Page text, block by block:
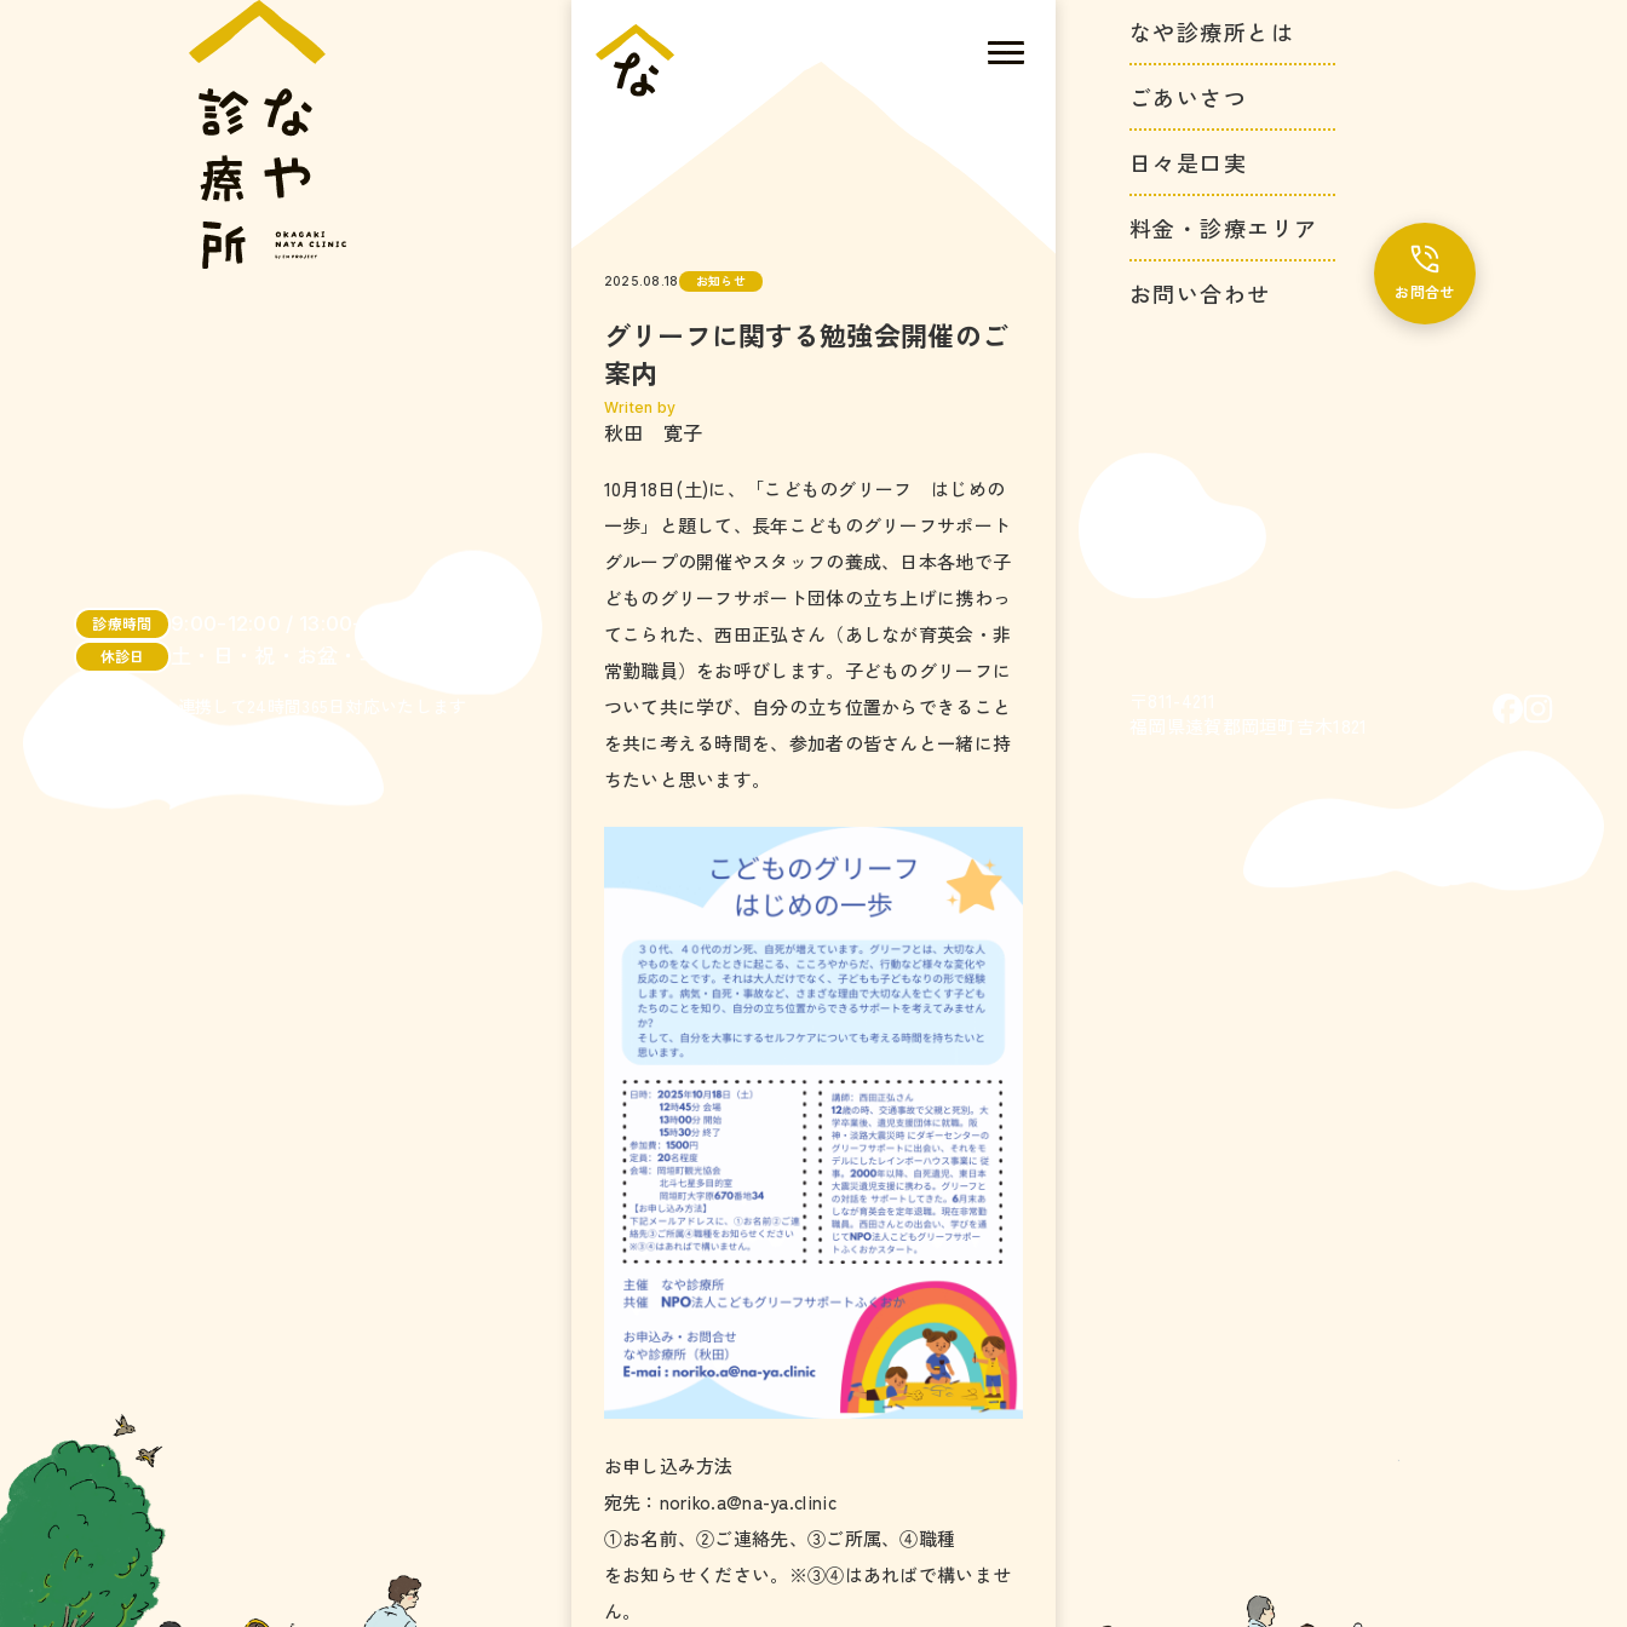
診療時間
休診日
2025.08.18 お知らせ
グリーフに関する勉強会開催のご
案内
Writen by
秋田 寛子
10月18日(土)に、「こどものグリーフ はじめの
一歩」と題して、長年こどものグリーフサポート
グループの開催やスタッフの養成、日本各地で子
どものグリーフサポート団体の立ち上げに携わっ
てこられた、西田正弘さん（あしなが育英会・非
常勤職員）をお呼びします。子どものグリーフに
ついて共に学び、自分の立ち位置からできること
を共に考える時間を、参加者の皆さんと一緒に持
ちたいと思います。
お申し込み方法
宛先： noriko.a@na-ya.clinic
①お名前、②ご連絡先、③ご所属、④職種
をお知らせください。※③④はあればで構いませ
ん。
なや診療所とは
ごあいさつ
日々是口実
料金・診療エリア
お問い合わせ お問合せ